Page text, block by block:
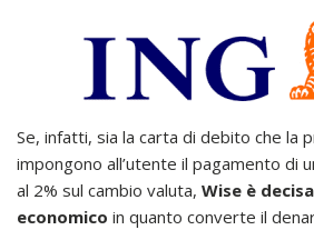
Se, infatti, sia la carta di debito che la
impongono all’utente il pagamento di
al 2% sul cambio valuta, Wise è
economico in quanto converte il